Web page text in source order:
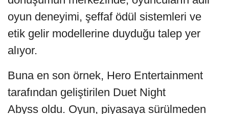
oyun deneyimi, şeffaf ödül sistemleri ve
etik gelir modellerine duyduğu talep yer
alıyor.
Buna en son örnek, Hero Entertainment
tarafından geliştirilen Duet Night
Abyss oldu. Oyun, piyasaya sürülmeden